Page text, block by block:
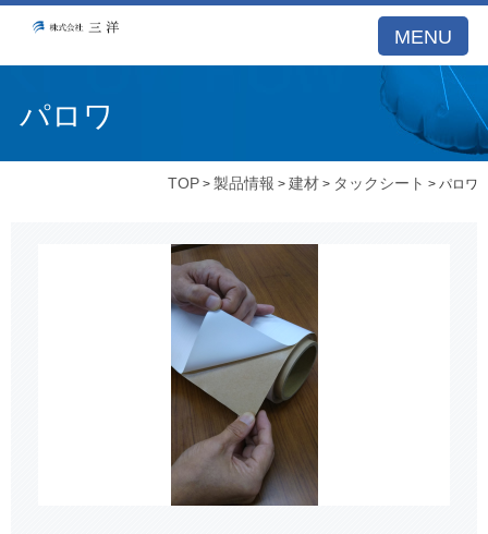
MENU
パロワ
TOP >製品情報 > 建材 > タックシート > パロワ